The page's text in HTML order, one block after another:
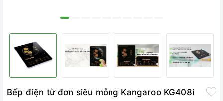
Bếp điện từ đơn siêu mỏng Kangaroo KG408i